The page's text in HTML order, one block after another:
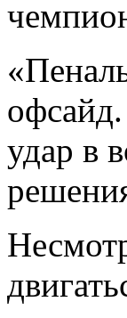
удар в